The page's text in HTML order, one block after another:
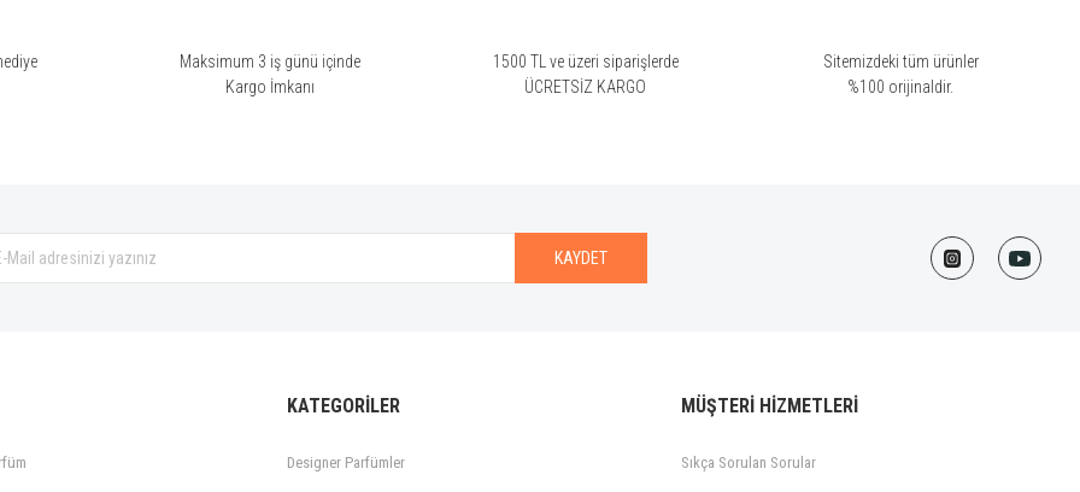
Maksimum 3 iş günü içinde
Kargo İmkanı
1500 TL ve üzeri siparişlerde
ÜCRETSİZ KARGO
Sitemizdeki tüm ürünler
%100 orijinaldir.
KAYDET
KATEGORİLER
Designer Parfümler
MÜŞTERİ HİZMETLERİ
Sıkça Sorulan Sorular